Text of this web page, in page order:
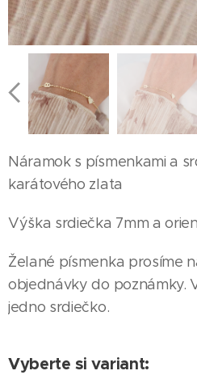
Náramok s písmenkami a
karátového zlata
Výška srdiečka 7mm a
Želané písmenka prosíme
objednávky do poznámky.
jedno srdiečko.
Vyberte si variant: